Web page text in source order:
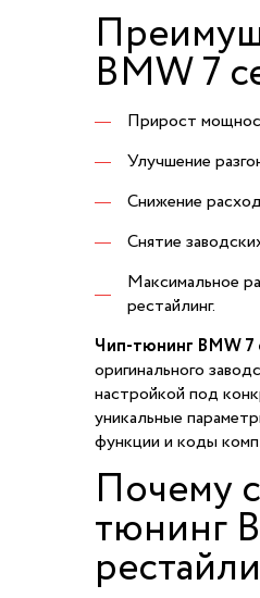
BMW 7
Прирост
Улучшение
Снижение
Снятие
Максимальное
рестайлинг.
Чип-тюнинг BMW 7
оригинального
настройкой под
уникальные
функции и коды
Почему
тюнинг